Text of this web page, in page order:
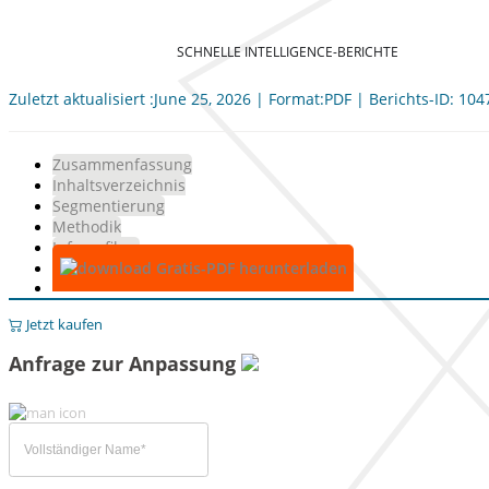
SCHNELLE INTELLIGENCE-BERICHTE
Zuletzt aktualisiert :June 25, 2026 | Format:PDF | Berichts-ID:
Zusammenfassung
Inhaltsverzeichnis
Segmentierung
Methodik
Infografiken
Gratis-PDF herunterladen
Jetzt kaufen
Anfrage zur Anpassung